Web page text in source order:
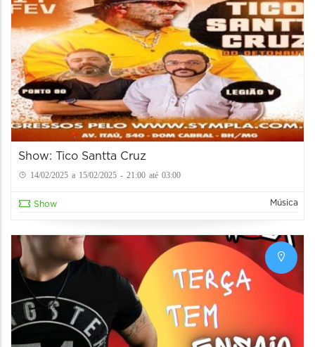
Show: Tico Santta Cruz
14/02/2025 a 15/02/2025 - 21:00 até 03:00
Show Música